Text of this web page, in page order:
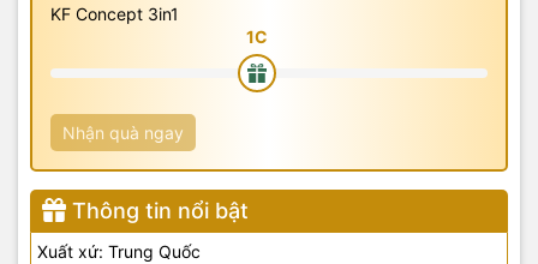
KF Concept 3in1
Nhận quà ngay
Thông tin nổi bật
Xuất xứ: Trung Quốc